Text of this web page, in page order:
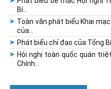
Bí...
Toàn văn phát biểu Khai
của...
Phát biểu chỉ đạo của Tổng
Hội nghị toàn quốc quán
Chính...